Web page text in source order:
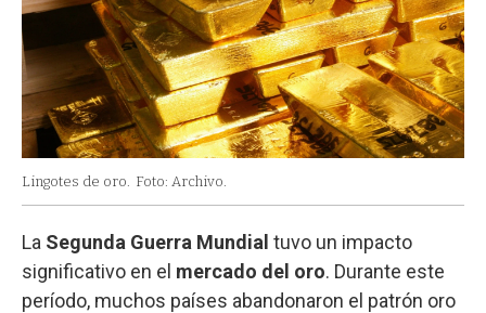
Lingotes de oro. Foto: Archivo.
La Segunda Guerra Mundial tuvo un impacto
significativo en el mercado del oro. Durante este
período, muchos países abandonaron el patrón oro